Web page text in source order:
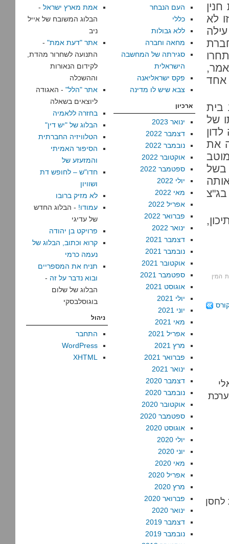
לא
אחד
בית
של
את
בשל
המין
לחסן
העם הנבחר
כללי
ללא גבולות
מחאה וחברה
סגירתה של המחשבה
הישראלית
פקס ישראליאנה
צבא שיש לו מדינה
ארכיון
ינואר 2023
דצמבר 2022
נובמבר 2022
אוקטובר 2022
ספטמבר 2022
יולי 2022
מאי 2022
אפריל 2022
פברואר 2022
ינואר 2022
דצמבר 2021
נובמבר 2021
אוקטובר 2021
ספטמבר 2021
אוגוסט 2021
יולי 2021
יוני 2021
מאי 2021
אפריל 2021
מרץ 2021
פברואר 2021
ינואר 2021
דצמבר 2020
נובמבר 2020
אוקטובר 2020
ספטמבר 2020
אוגוסט 2020
יולי 2020
יוני 2020
מאי 2020
אפריל 2020
מרץ 2020
פברואר 2020
ינואר 2020
דצמבר 2019
נובמבר 2019
אמת מארץ ישראל -
הבלוג המשובח של אייל
ניב
אתר "דעת אמת" -
התנועה לשחרור מהדת,
לקידום הנאורות
וההשכלה
אתר "הלל" - האגודה
ליוצאים בשאלה
בחזרה ללאמיה
הבלוג של "יש דין"
הטלוויזיה החברתית
הסיפור האמיתי
והמזעזע של
חדו"ש – לחופש דת
ושוויון
לא מזיק ברובו
עמודו! - הבלוג החדש
של עדיגי
פרויקט בן יהודה
קרוא וכתוב, הבלוג של
נעמה כרמי
תניח את המספריים
ובוא נדבר על זה -
הבלוג של שלום
בוגוסלבסקי
ניהול
התחבר
WordPress
XHTML